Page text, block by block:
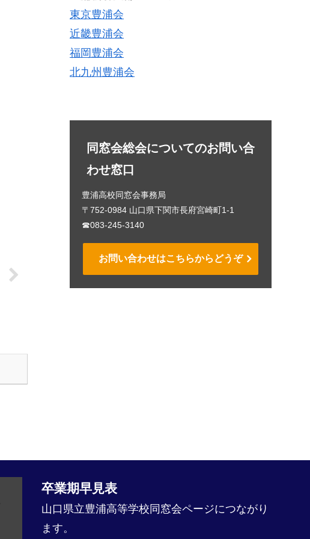
東京豊浦会
近畿豊浦会
福岡豊浦会
北九州豊浦会
同窓会総会についてのお問い合
わせ窓口
豊浦高校同窓会事務局
〒752-0984 山口県下関市長府宮崎町1-1
☎083-245-3140
お問い合わせはこちらからどうぞ
卒業期早見表
山口県立豊浦高等学校同窓会ページにつながり
ます。